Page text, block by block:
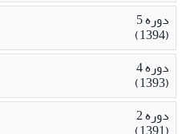
دوره 5
(1394)
دوره 4
(1393)
دوره 2